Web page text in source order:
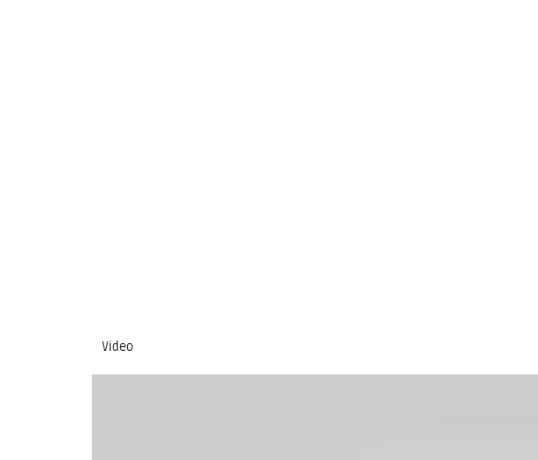
Video